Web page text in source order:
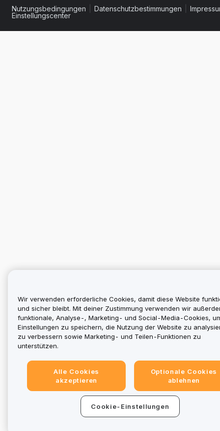
Nutzungsbedingungen
Datenschutzbestimmungen
Einstellungscenter
Wir verwenden erforderliche Cookies, damit diese Website
und sicher bleibt. Mit deiner Zustimmung verwenden wir
funktionale, Analyse-, Marketing- und Social-Media-Cookies,
Einstellungen zu speichern, die Nutzung der Website zu
zu verbessern sowie Marketing- und Teilen-Funktionen zu
unterstützen.
Alle Cookies
akzeptieren
Optionale Cookies
ablehnen
Cookie-Einstellungen